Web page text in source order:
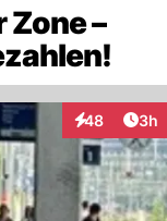
–
48
Interaktionen
3h